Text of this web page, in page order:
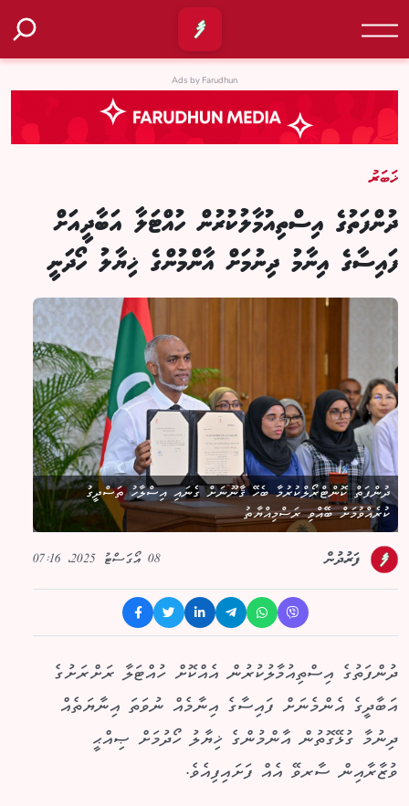
Ads by Farudhun
ޚަބަރު
ދުންފަތުގެ އިސްތިއުމާލުކުރުން ހުއްޓަލާ އަބާދީއަށް
ފައިސާގެ އިނާމު ދިނުމަށް އާންމުންގެ ޚިޔާލު ހޯދަނީ
ދުންފަތް ކޮންޓްރޯލްކުރުމާ ބެހޭ ޤާނޫނަށް ގެނައި އިސްލާހު ތަސްދީގު
ކުރެއްވުމަށް ބޭއްވި ރަސްމިއްޔާތު
ފަރުދުން 08 އޯގަސްޓު 2025، 07:16
ދުންފަތުގެ އިސްތިއުމާލުކުރުން އެއްކޮށް ހުއްޓަލާ ރަށްރަށުގެ
އަބާދީގެ އެންމެނަށް ފައިސާގެ އިނާމެއް ނުވަތަ އިނާޔަތެއް
ދިނުމާ ގުޅޭގޮތުން އާންމުންގެ ޚިޔާލު ހޯދުމަށް ޞިއްޙީ
ވުޒާރާއިން ސާރވޭ އެއް ފަށައިފިއެވެ.